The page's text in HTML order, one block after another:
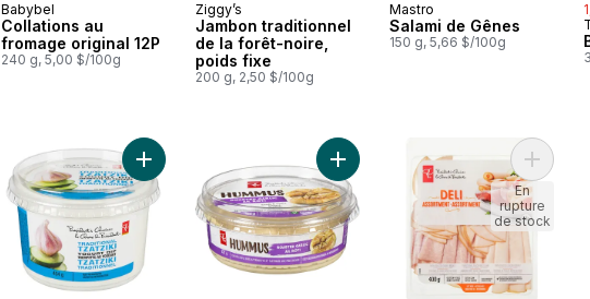
Préparé au Canada
Babybel
Collations au
fromage original 12P
240 g, 5,00 $/100g
Préparé au Canada
Ziggy’s
Jambon traditionnel
de la forêt-noire,
poids fixe
200 g, 2,50 $/100g
Préparé au Canada
Mastro
Salami de Gênes
150 g, 5,66 $/100g
Ajouter Trempette au yogourt tzatziki traditionnel au panier
Ajouter Hummus à l'ail rôti au panier
Ajouter
En
rupture
de stock